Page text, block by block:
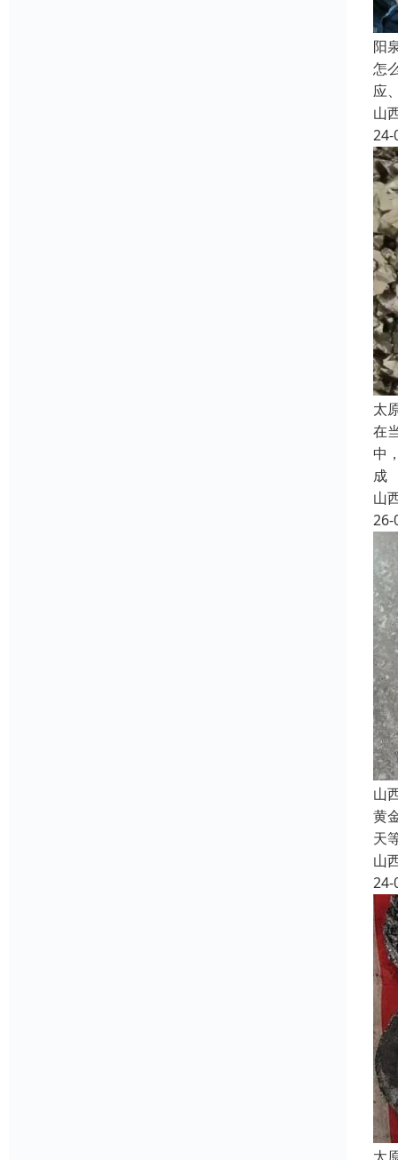
阳
怎
应
山
24-
太
在
中
成
山
26-
山
黄
天
山
24-